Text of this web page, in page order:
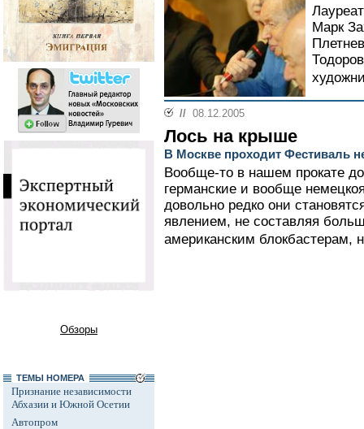
Обзоры
ТЕМЫ НОМЕРА
Признание независимости
Абхазии и Южной Осетии
Автопром
Марк
// 08.12.2005
Лось на крыше
В Москве проходит Фестиваль
Вообще-то в нашем прокате
германские и вообще
довольно редко они
явлением, не составляя
американским блокбастерам,